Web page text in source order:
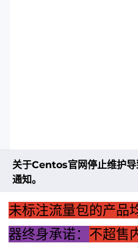
关于Centos官网停止维护
通知。
未标注流量包的产品
器终身承诺： 不超售